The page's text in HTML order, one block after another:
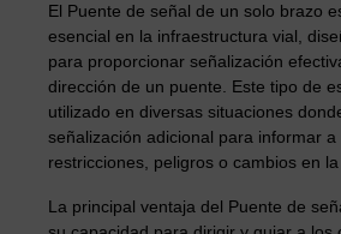
El Puente de señal de un solo brazo
esencial en la infraestructura vial,
para proporcionar señalización
dirección de un puente. Este tipo de
utilizado en diversas situaciones
señalización adicional para informar
restricciones, peligros o cambios en la
La principal ventaja del Puente de